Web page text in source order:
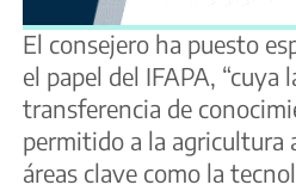
El consejero ha puesto
el papel del IFAPA, “cuya
transferencia de
permitido a la agricultura
áreas clave como la